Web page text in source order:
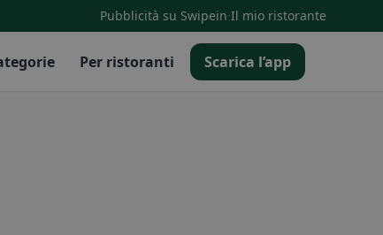
Pubblicità su Swipein·Il mio ristorante
Per ristoranti Scarica l’app